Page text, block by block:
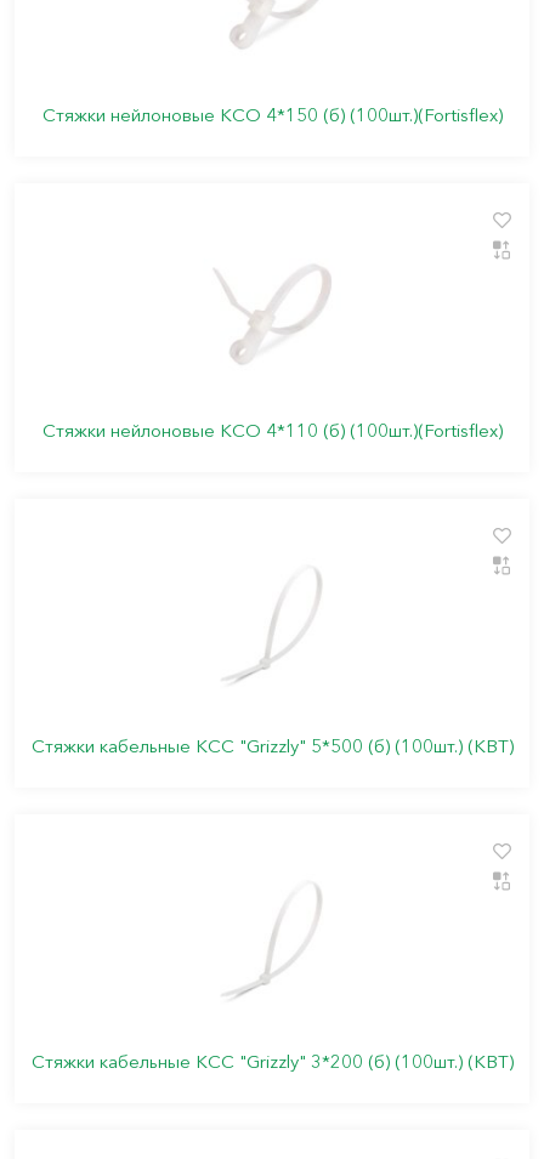
Стяжки нейлоновые КСО 4*150 (б) (100шт.)(Fortisflex)
Стяжки нейлоновые КСО 4*110 (б) (100шт.)(Fortisflex)
Стяжки кабельные КСС "Grizzly" 5*500 (б) (100шт.) (КВТ)
Стяжки кабельные КСС "Grizzly" 3*200 (б) (100шт.) (КВТ)